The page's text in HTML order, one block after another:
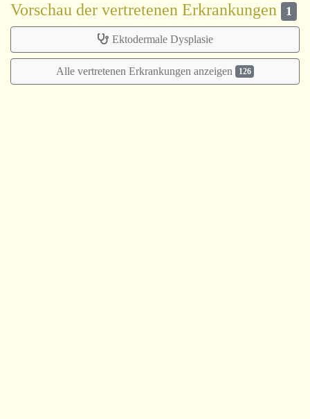
Vorschau der vertretenen Erkrankungen 1
Ektodermale Dysplasie
Alle vertretenen Erkrankungen anzeigen 126